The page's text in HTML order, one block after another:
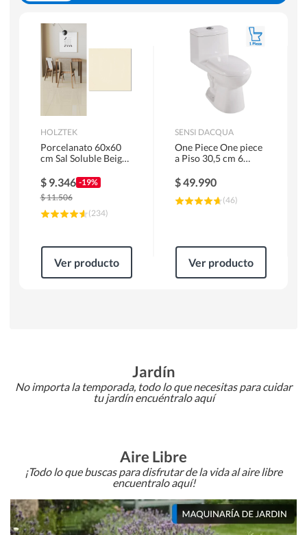
WC y Sanitarios
Pisos Flotantes y Laminados
Pinturas
HOLZTEK
Porcelanato 60x60
cm Sal Soluble Beige
$ 9.346 -19%
$11.506
(234)
Ver producto
SENSI DACQUA
One Piece One piece
a Piso 30,5 cm 6
$49.990
(46)
Ver producto
Jardín
No importa la temporada, todo lo que necesitas para cuidar
tu jardín encuéntralo aquí
Aire Libre
¡Todo lo que buscas para disfrutar de la vida al aire libre
encuentralo aquí!